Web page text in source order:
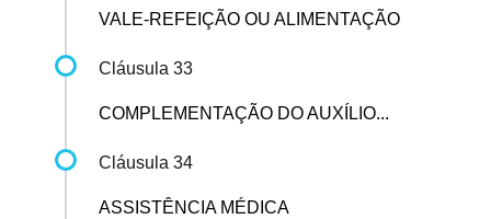
VALE-REFEIÇÃO OU ALIMENTAÇÃO
Cláusula 33
COMPLEMENTAÇÃO DO AUXÍLIO...
Cláusula 34
ASSISTÊNCIA MÉDICA